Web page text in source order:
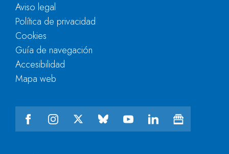
Aviso legal
Política de privacidad
Cookies
Guía de navegación
Accesibilidad
Mapa web